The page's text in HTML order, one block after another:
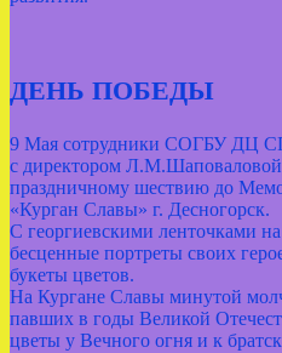
ДЕНЬ ПОБЕДЫ
9 Мая сотрудники СОГБУ ДЦ
с директором
праздничному шествию до
«Курган Славы» г. Десногорск.
С георгиевскими ленточками
бесценные портреты своих
букеты цветов.
На Кургане Славы минутой
павших в годы Великой
цветы у Вечного огня и к